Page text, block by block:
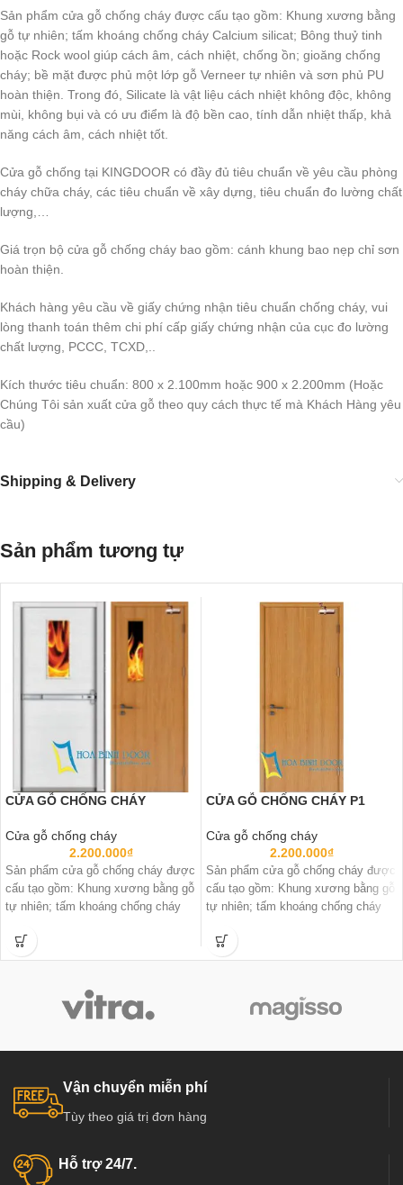
Sản phẩm cửa gỗ chống cháy được cấu tạo gồm: Khung xương bằng
gỗ tự nhiên; tấm khoáng chống cháy Calcium silicat; Bông thuỷ tinh
hoặc Rock wool giúp cách âm, cách nhiệt, chống ồn; gioăng chống
cháy; bề mặt được phủ một lớp gỗ Verneer tự nhiên và sơn phủ PU
hoàn thiện. Trong đó, Silicate là vật liệu cách nhiệt không độc, không
mùi, không bụi và có ưu điểm là độ bền cao, tính dẫn nhiệt thấp, khả
năng cách âm, cách nhiệt tốt.
Cửa gỗ chống tại KINGDOOR có đầy đủ tiêu chuẩn về yêu cầu phòng
cháy chữa cháy, các tiêu chuẩn về xây dựng, tiêu chuẩn đo lường chất
lượng,…
Giá trọn bộ cửa gỗ chống cháy bao gồm: cánh khung bao nẹp chỉ sơn
hoàn thiện.
Khách hàng yêu cầu về giấy chứng nhận tiêu chuẩn chống cháy, vui
lòng thanh toán thêm chi phí cấp giấy chứng nhận của cục đo lường
chất lượng, PCCC, TCXD,..
Kích thước tiêu chuẩn: 800 x 2.100mm hoặc 900 x 2.200mm (Hoặc
Chúng Tôi sản xuất cửa gỗ theo quy cách thực tế mà Khách Hàng yêu
cầu)
Shipping & Delivery
Sản phẩm tương tự
CỬA GỖ CHỐNG CHÁY
Cửa gỗ chống cháy
2.200.000₫
Sản phẩm cửa gỗ chống cháy được
cấu tạo gồm: Khung xương bằng gỗ
tự nhiên; tấm khoáng chống cháy
CỬA GỖ CHỐNG CHÁY P1
Cửa gỗ chống cháy
2.200.000₫
Sản phẩm cửa gỗ chống cháy được
cấu tạo gồm: Khung xương bằng gỗ
tự nhiên; tấm khoáng chống cháy
Vận chuyển miễn phí
Tùy theo giá trị đơn hàng
Hỗ trợ 24/7.